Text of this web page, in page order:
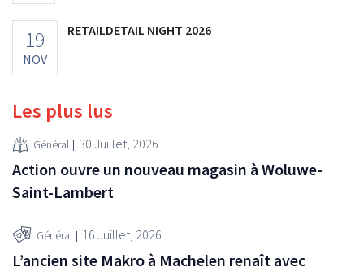
19
NOV
RETAILDETAIL NIGHT 2026
Les plus lus
Général 30 Juillet, 2026
Action ouvre un nouveau magasin à Woluwe-
Saint-Lambert
Général 16 Juillet, 2026
L’ancien site Makro à Machelen renaît avec